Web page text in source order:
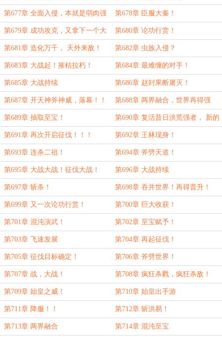
第677章 全面入侵，本就是弱肉强
食！
第678章 臣服大秦！
第679章 成功攻克，又拿下一个大
千世界！
第680章 论功行赏！
第681章 造化万千， 天外来敌！ 第682章 虫族入侵？
第683章 大战起！摧枯拉朽！ 第684章 最难缠的对手！
第685章 大战持续 第686章 赵封果断屠灭！
第687章 开天神斧神威，落幕！！ 第688章 两界融合，世界再得强
化！
第689章 抽取至宝！ 第690章 复活昔日洪荒强者， 新的
征伐世界！
第691章 再次开启征伐！！！ 第692章 王林现身！
第693章 连杀二祖！ 第694章 斧劈天道！
第695章 大战大战！征伐大战！ 第696章 大战持续
第697章 斩杀！ 第698章 吞并世界！再得晋升！
第699章 又一次论功行赏！ 第700章 巨大收获！
第701章 混沌演武！ 第702章 至宝赋予！
第703章 飞速发展 第704章 再起征伐！
第705章 征伐目标确定！ 第706章 斧劈世界！
第707章 战，大战！ 第708章 疯狂杀戮，疯狂杀敌！
第709章 始皇之威！ 第710章 始皇出手游
第711章 降服！！ 第712章 斩洪易！
第713章 两界融合 第714章 混沌至宝